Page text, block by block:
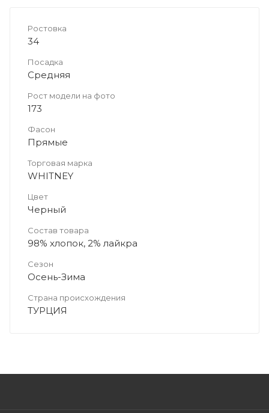
Ростовка
34
Посадка
Средняя
Рост модели на фото
173
Фасон
Прямые
Торговая марка
WHITNEY
Цвет
Черный
Состав товара
98% хлопок, 2% лайкра
Сезон
Осень-Зима
Страна происхождения
ТУРЦИЯ